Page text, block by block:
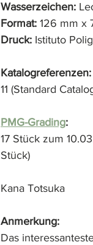
Wasserzeichen:
Format: 126 mm x
Druck: Istituto
Katalogreferenzen:
11 (Standard
PMG-Grading:
17 Stück zum
Stück)
Kana Totsuka
Anmerkung:
Das